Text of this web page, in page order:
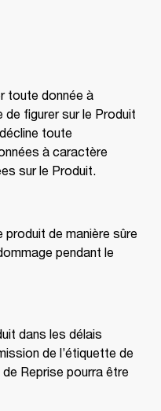
toute donnée à
figurer sur le Produit
toute
à caractère
sur le Produit.
produit de manière sûre
pendant le
dans les délais
de l’étiquette de
Reprise pourra être